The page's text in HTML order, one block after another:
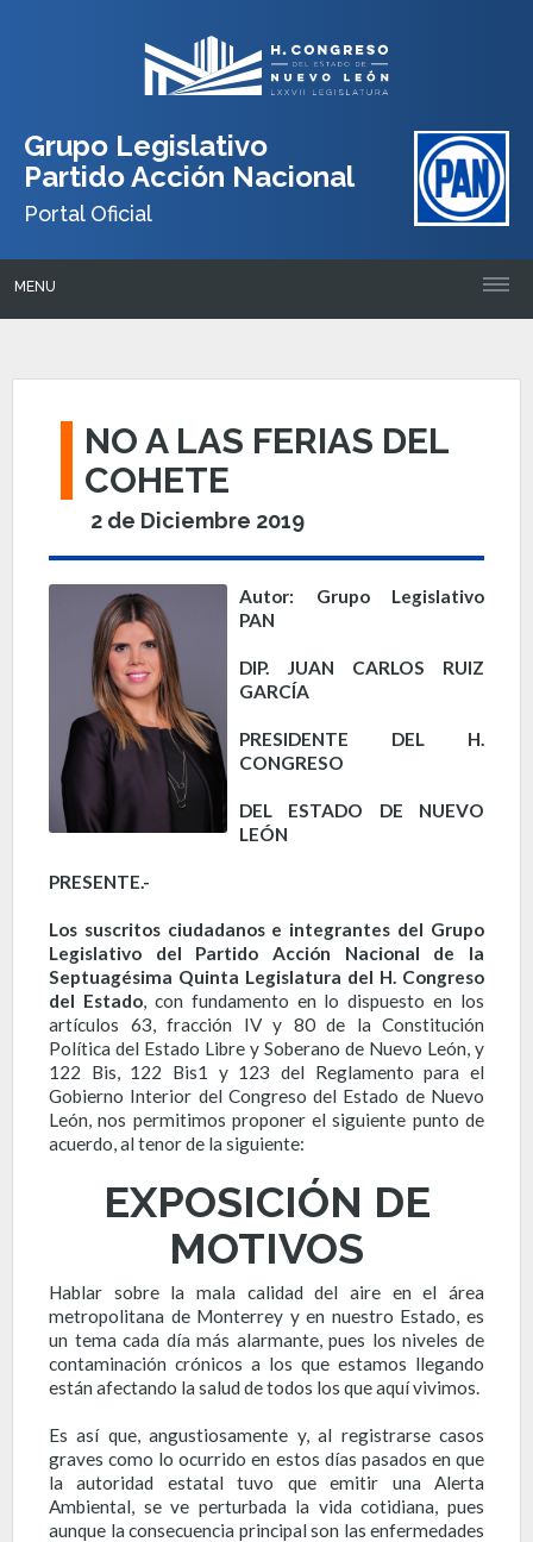
Grupo Legislativo
Partido Acción Nacional
Portal Oficial
MENU
NO A LAS FERIAS DEL
COHETE
2 de Diciembre 2019
Autor: Grupo Legislativo
PAN
DIP. JUAN CARLOS RUIZ
GARCÍA
PRESIDENTE DEL H.
CONGRESO
DEL ESTADO DE NUEVO
LEÓN
PRESENTE.-
Los suscritos ciudadanos e integrantes del Grupo
Legislativo del Partido Acción Nacional de la
Septuagésima Quinta Legislatura del H. Congreso
del Estado, con fundamento en lo dispuesto en los
artículos 63, fracción IV y 80 de la Constitución
Política del Estado Libre y Soberano de Nuevo León, y
122 Bis, 122 Bis1 y 123 del Reglamento para el
Gobierno Interior del Congreso del Estado de Nuevo
León, nos permitimos proponer el siguiente punto de
acuerdo, al tenor de la siguiente:
EXPOSICIÓN DE
MOTIVOS
Hablar sobre la mala calidad del aire en el área
metropolitana de Monterrey y en nuestro Estado, es
un tema cada día más alarmante, pues los niveles de
contaminación crónicos a los que estamos llegando
están afectando la salud de todos los que aquí vivimos.
Es así que, angustiosamente y, al registrarse casos
graves como lo ocurrido en estos días pasados en que
la autoridad estatal tuvo que emitir una Alerta
Ambiental, se ve perturbada la vida cotidiana, pues
aunque la consecuencia principal son las enfermedades